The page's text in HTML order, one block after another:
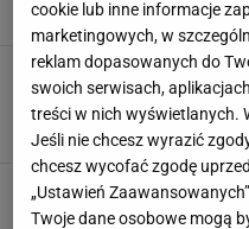
Dominika
Ekspertka od
Brigitte
Zuzanna
Macronowie
Tak się
cookie lub inne informacje
marketingowych, w
reklam dopasowanych do
swoich serwisach,
treści w nich wyświetlanych.
Jeśli nie chcesz wyrazić
chcesz wycofać zgodę
„Ustawień
Twoje dane osobowe mogą